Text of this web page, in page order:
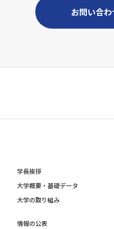
お問い合
学長挨拶
大学概要・基礎データ
大学の取り組み
情報の公表